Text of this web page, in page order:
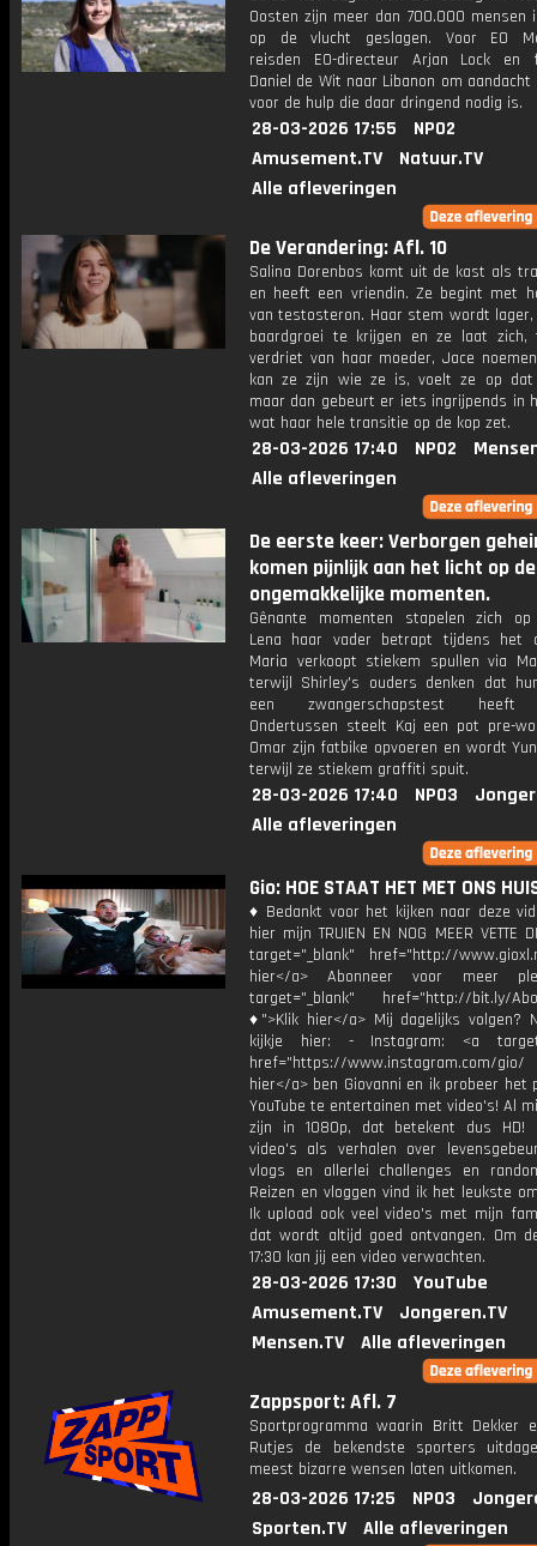
Oosten zijn meer dan 700.000 mensen
op de vlucht geslagen. Voor EO
reisden EO-directeur Arjan Lock en
Daniel de Wit naar Libanon om
voor de hulp die daar dringend nodig is.
28-03-2026 17:55
NPO2
Amusement.TV
Natuur.TV
Alle afleveringen
De Verandering: Afl. 10
Salina Dorenbos komt uit de kast als
en heeft een vriendin. Ze begint met
van testosteron. Haar stem wordt
baardgroei te krijgen en ze laat
verdriet van haar moeder, Jace
kan ze zijn wie ze is, voelt ze op dat
maar dan gebeurt er iets ingrijpends in
wat haar hele transitie op de kop zet.
28-03-2026 17:40 NPO2
Alle afleveringen
De eerste keer: Verborgen
komen pijnlijk aan het licht op
ongemakkelijke momenten.
Gênante momenten stapelen zich op
Lena haar vader betrapt tijdens het
Maria verkoopt stiekem spullen via
terwijl Shirley's ouders denken dat
een zwangerschapstest heeft
Ondertussen steelt Kaj een pot pre-
Omar zijn fatbike opvoeren en wordt
terwijl ze stiekem graffiti spuit.
28-03-2026 17:40 NPO3
Alle afleveringen
Gio: HOE STAAT HET MET ONS
♦ Bedankt voor het kijken naar deze
hier mijn TRUIEN EN NOG MEER VETTE
target="_blank" href="http://
hier</a> Abonneer voor meer
target="_blank" href="http://bit.ly/
♦">Klik hier</a> Mij dagelijks volgen?
kijkje hier: - Instagram: <a
href="https://www.instagram.com/
hier</a> ben Giovanni en ik probeer het
YouTube te entertainen met video's! Al
zijn in 1080p, dat betekent dus HD!
video's als verhalen over
vlogs en allerlei challenges en
Reizen en vloggen vind ik het leukste
Ik upload ook veel video's met mijn
dat wordt altijd goed ontvangen. Om
17:30 kan jij een video verwachten.
28-03-2026 17:30
YouTube
Amusement.TV
Jongeren.TV
Mensen.TV
Alle afleveringen
Zappsport: Afl. 7
Sportprogramma waarin Britt Dekker
Rutjes de bekendste sporters
meest bizarre wensen laten uitkomen.
28-03-2026 17:25 NPO3
Sporten.TV
Alle afleveringen